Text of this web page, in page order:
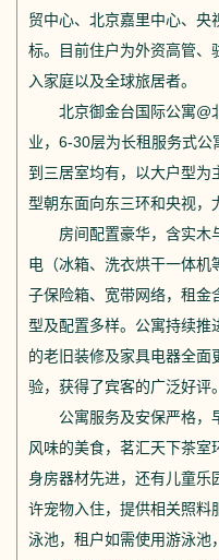
贸中心、北京嘉里中心、央
标。目前住户为外资高管、
入家庭以及全球旅居者。
北京御金台国际公寓@
业，6-30层为长租服务式
到三居室均有，以大户型为
型朝东面向东三环和央视，
房间配置豪华，含实木
电（冰箱、洗衣烘干一体机
子保险箱、宽带网络，租金
型及配置多样。公寓持续推
的老旧装修及家具电器全面
验，获得了宾客的广泛好评。
公寓服务及安保严格，
风味的美食，茗汇天下茶室
身房器材先进，还有儿童乐
许宠物入住，提供相关照料
泳池，租户如需使用游泳池